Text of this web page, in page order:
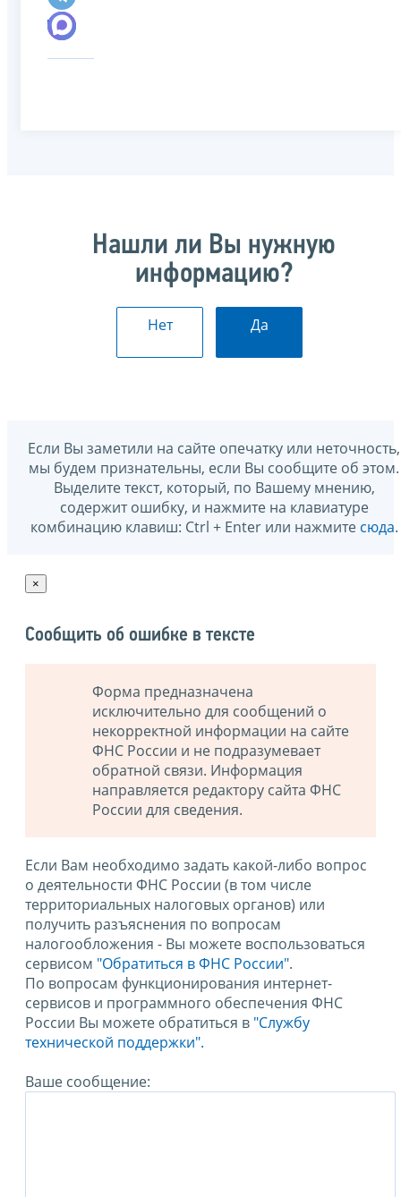
Нашли ли Вы нужную
информацию?
Нет Да
Если Вы заметили на сайте опечатку или неточность,
мы будем признательны, если Вы сообщите об этом.
Выделите текст, который, по Вашему мнению,
содержит ошибку, и нажмите на клавиатуре
комбинацию клавиш: Ctrl + Enter или нажмите сюда.
×
Сообщить об ошибке в тексте
Форма предназначена
исключительно для сообщений о
некорректной информации на сайте
ФНС России и не подразумевает
обратной связи. Информация
направляется редактору сайта ФНС
России для сведения.
Если Вам необходимо задать какой-либо вопрос
о деятельности ФНС России (в том числе
территориальных налоговых органов) или
получить разъяснения по вопросам
налогообложения - Вы можете воспользоваться
сервисом "Обратиться в ФНС России".
По вопросам функционирования интернет-
сервисов и программного обеспечения ФНС
России Вы можете обратиться в "Службу
технической поддержки".
Ваше сообщение: